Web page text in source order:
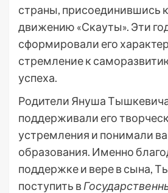
страны, присоединившись
движению «Скауты». Эти
сформировали его
стремление к
успеха.
Родители Януша
поддерживали его
устремления и понимали
образования. Именно
поддержке и вере в сына,
поступить в